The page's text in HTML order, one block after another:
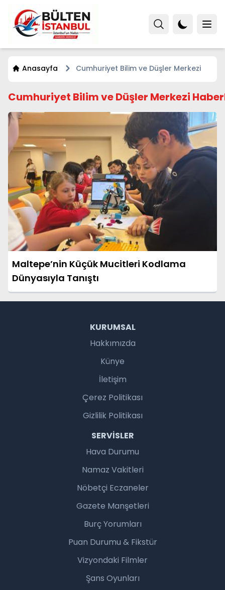
Anasayfa Cumhuriyet Bilim ve Düşler Merkezi
Cumhuriyet Bilim ve Düşler Merkezi
Maltepe’nin Küçük Mucitleri Kodlama
Dünyasıyla Tanıştı
KURUMSAL
Hakkımızda
Künye
İletişim
Çerez Politikası
Gizlilik Politikası
SERVISLER
Hava Durumu
Namaz Vakitleri
Nöbetçi Eczaneler
Gazete Manşetleri
Burç Yorumları
Puan Durumu & Fikstür
Vizyondaki Filmler
Şans Oyunları